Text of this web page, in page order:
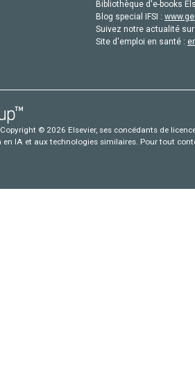
Bibliothèque d'e-books
Blog special IFSI :
Suivez notre actualité
Site d'emploi en santé :
© 2026 Elsevier, ses concédants de
IA et aux technologies similaires. Pour tout